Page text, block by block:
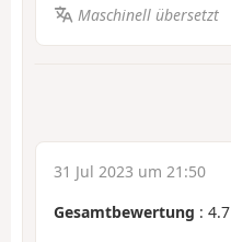
Maschinell übersetzt
31 Jul 2023 um 21:50
Gesamtbewertung : 4.7